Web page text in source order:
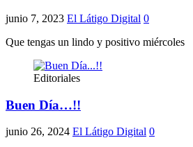
junio 7, 2023 El Látigo Digital 0
Que tengas un lindo y positivo miércoles
Editoriales
Buen Día…!!
junio 26, 2024 El Látigo Digital 0